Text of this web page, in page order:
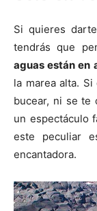
Si quieres
tendrás que
aguas están en
la marea alta.
bucear, ni se te
un espectáculo
este peculiar
encantadora.